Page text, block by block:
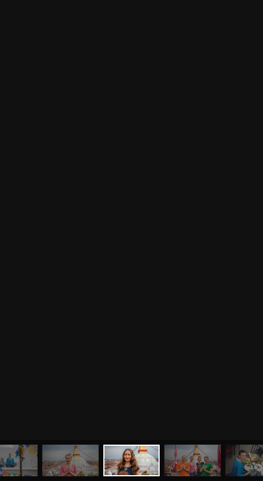
ЙОГА СЕМИНАРЫ МЕНЮ О НАС МАГАЗИН